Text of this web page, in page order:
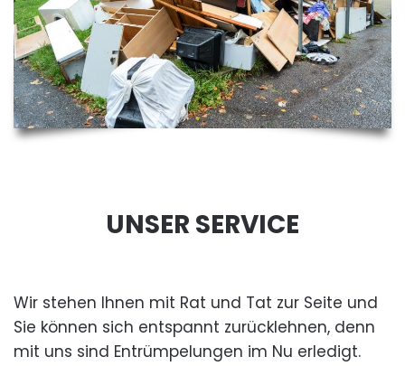
UNSER SERVICE
Wir stehen Ihnen mit Rat und Tat zur Seite und
Sie können sich entspannt zurücklehnen, denn
mit uns sind Entrümpelungen im Nu erledigt.